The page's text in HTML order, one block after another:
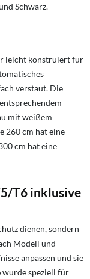
Schwarz.
leicht konstruiert für
verstaut. Die
mit weißem
260 cm hat eine
cm hat eine
T6 inklusive
dienen, sondern
Modell und
anpassen und sie
wurde speziell für